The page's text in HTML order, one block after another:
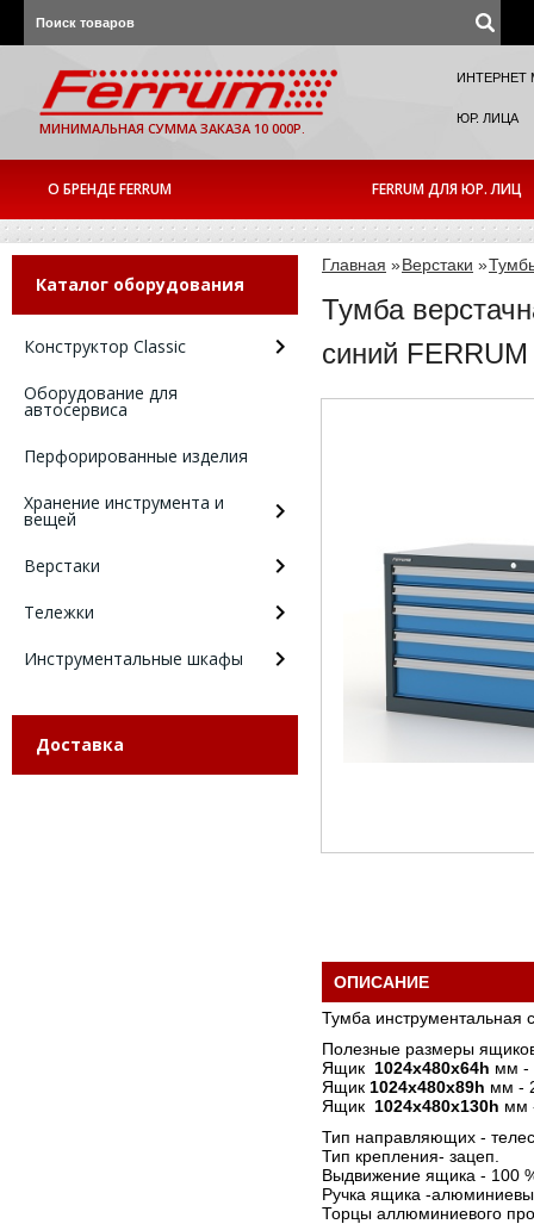
МИНИМАЛЬНАЯ СУММА ЗАКАЗА 10 000Р.
ИНТЕРНЕТ
ЮР. ЛИЦА
О БРЕНДЕ FERRUM FERRUM ДЛЯ ЮР. ЛИЦ
Каталог оборудования
Конструктор Classic
Оборудование для
автосервиса
Перфорированные изделия
Хранение инструмента и
вещей
Верстаки
Тележки
Инструментальные шкафы
Доставка
Главная »Верстаки »
Тумба
синий
ОПИСАНИЕ
Тумба инструментальная
Полезные размеры
Ящик 1024х480х64h мм -
Ящик 1024х480х89h мм -
Ящик 1024х480х130h мм
Тип направляющих -
Тип крепления- зацеп.
Выдвижение ящика - 100
Ручка ящика -
Торцы аллюминиевого